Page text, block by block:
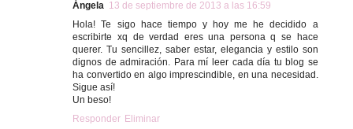
Ángela 13 de septiembre de 2013 a las 16:59
Hola! Te sigo hace tiempo y hoy me he decidido a
escribirte xq de verdad eres una persona q se hace
querer. Tu sencillez, saber estar, elegancia y estilo son
dignos de admiración. Para mí leer cada día tu blog se
ha convertido en algo imprescindible, en una necesidad.
Sigue así!
Un beso!
Responder Eliminar